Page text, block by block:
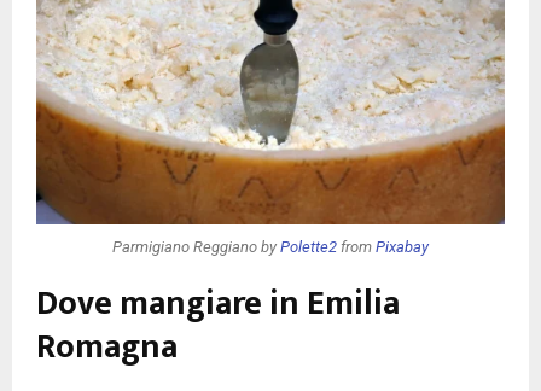
Parmigiano Reggiano by Polette2 from Pixabay
Dove mangiare in Emilia
Romagna